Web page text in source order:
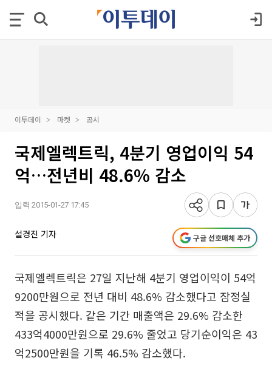
이투데이 마켓 공시
국제엘렉트릭, 4분기 영업이익 54
억…전년비 48.6% 감소
입력 2015-01-27 17:45
설경진 기자 구글 선호매체 추가
국제엘렉트릭은 27일 지난해 4분기 영업이익이 54억
9200만원으로 전년 대비 48.6% 감소했다고 잠정실
적을 공시했다. 같은 기간 매출액은 29.6% 감소한
433억4000만원으로 29.6% 줄었고 당기순이익은 43
억2500만원을 기록 46.5% 감소했다.